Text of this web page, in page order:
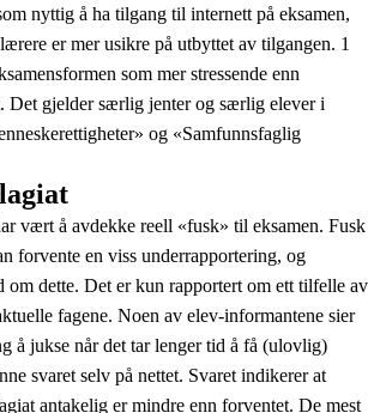
nyttig å ha tilgang til internett på eksamen,
er mer usikre på utbyttet av tilgangen. 1
som mer stressende enn
Det gjelder særlig jenter og særlig elever i
og «Samfunnsfaglig
vært å avdekke reell «fusk» til eksamen. Fusk
forvente en viss underrapportering, og
om dette. Det er kun rapportert om ett tilfelle av
fagene. Noen av elev-informantene sier
å jukse når det tar lenger tid å få (ulovlig)
svaret selv på nettet. Svaret indikerer at
antakelig er mindre enn forventet. De mest